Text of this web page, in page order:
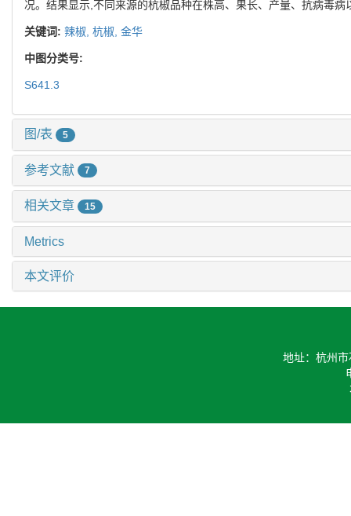
况。结果显示,不同来源的杭椒品种在株高、果长、产量、抗病毒
关键词: 辣椒, 杭椒, 金华
中图分类号:
S641.3
图/表 5
参考文献 7
相关文章 15
Metrics
本文评价
地址：杭州